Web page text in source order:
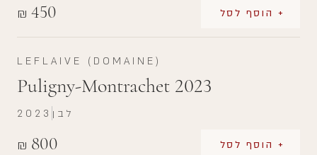
₪ 450 + הוסף לסל
LEFLAIVE (DOMAINE)
Puligny-Montrachet 2023
₪ 800 + הוסף לסל
2023 לבן